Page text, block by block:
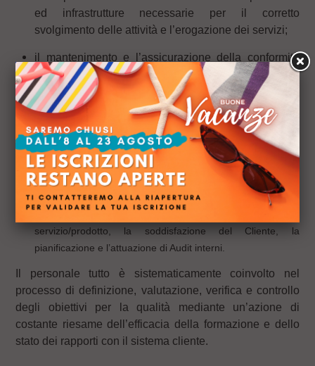
ed infrastrutture necessarie per il corretto
svolgimento delle attività e l’erogazione dei servizi;
il mantenimento e l’assicurazione della conformità
alle norme europee, nazionali e locali, in riferimento
alla qualità del servizio erogato e dei contenuti
formativi;
la partecipazione e la comunicazione all’interno e a chi ne
porta interesse, dell’importanza dei processi basati sui
rischi e le opportunità, analizzati e valutati;
il monitoraggio e la verifica del Sistema di gestione qualità
attraverso l’analisi di indicatori che rilevino la qualità del
servizio/prodotto, la soddisfazione del Cliente, la
pianificazione e l’attuazione di Audit interni.
Il personale tutto è sistematicamente coinvolto nel
processo di definizione, valutazione, verifica e controllo
degli obiettivi per la qualità mediante un’azione di
costante riesame dell’efficacia della formazione e dello
stato dei rapporti con il sistema cliente.